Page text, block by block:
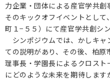
在学生の方へ
保護者の方へ
卒業生の方へ
力企業・団体による産官学共
そのキックオフイベントとし
町１−５５）にて産官学共創シ
シンポジウムでは、かしキャ
ての説明があり、その後、柏
理事長・学園長によるクロス
にどのような未来を期待しま